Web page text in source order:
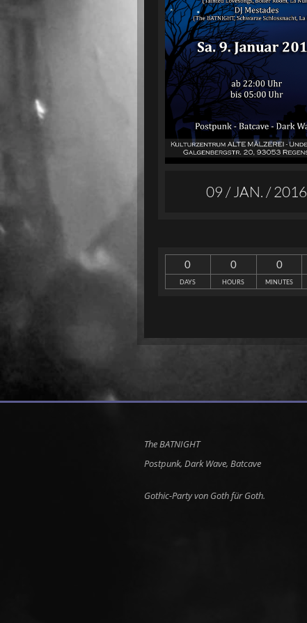
09 / JAN. / 2016
0
DAYS
0
HOURS
0
MINUTES
Postpunk, Dark Wave, Batcave
Gothic-Party von Goth für Goth.